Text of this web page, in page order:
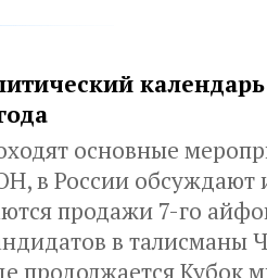
календарь
основные
в России обсуждают
продажи 7-го
в талисманы
продолжается Кубок